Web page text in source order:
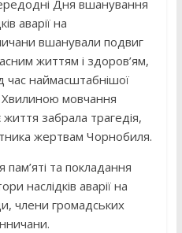
Дня вшанування
аварії на
вшанували подвиг
життям і здоров’ям,
час наймасштабнішої
Хвилиною мовчання
забрала трагедія,
жертвам Чорнобиля.
та покладання
наслідків аварії на
члени громадських